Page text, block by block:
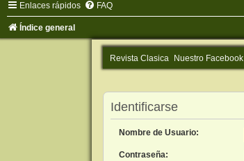
Enlaces rápidos FAQ
Índice general
Revista Clasica Nuestro Facebook
Identificarse
Nombre de Usuario:
Contraseña: